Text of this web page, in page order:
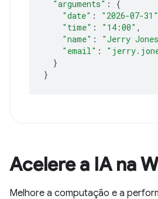
"arguments" :
{
"date" : "2026-07-31"
"time" : "14:00"
"name" : "Jerry
"email" :
}
}
Acelere a IA na
Melhore a computação e a